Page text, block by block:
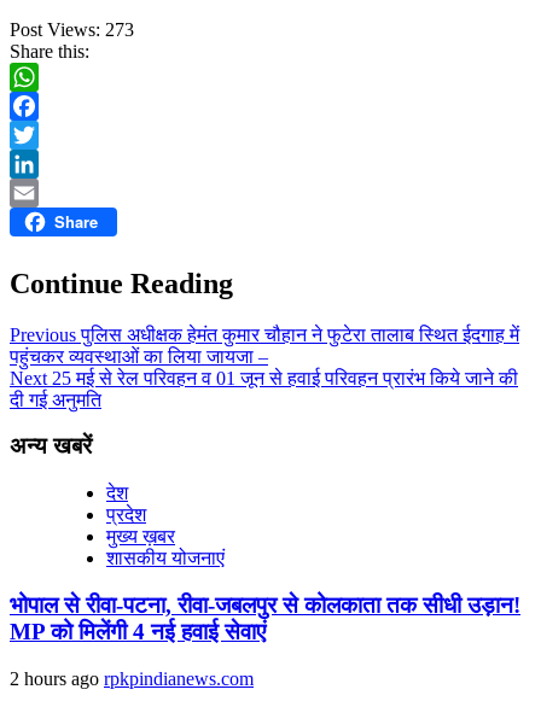
Post Views: 273
Share this:
WhatsApp
Facebook
Twitter
LinkedIn
Email Share
Continue Reading
Previousपुलिस अधीक्षक हेमंत कुमार चौहान ने फुटेरा तालाब स्थित ईदगाह में
पहुंचकर व्यवस्थाओं का लिया जायजा –
Next 25 मई से रेल परिवहन व 01 जून से हवाई परिवहन प्रारंभ किये जाने की
दी गई अनुमति
अन्य खबरें
देश
प्रदेश
मुख्य ख़बर
शासकीय योजनाएं
भोपाल से रीवा-पटना, रीवा-जबलपुर से कोलकाता तक सीधी उड़ान!
MP को मिलेंगी 4 नई हवाई सेवाएं
2 hours ago rpkpindianews.com